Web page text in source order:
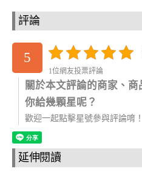
評論
5
1位網友投票評論
關於本文評論的商家、商
你給幾顆星呢？
歡迎一起點擊星號參與評論唷！
延伸閱讀